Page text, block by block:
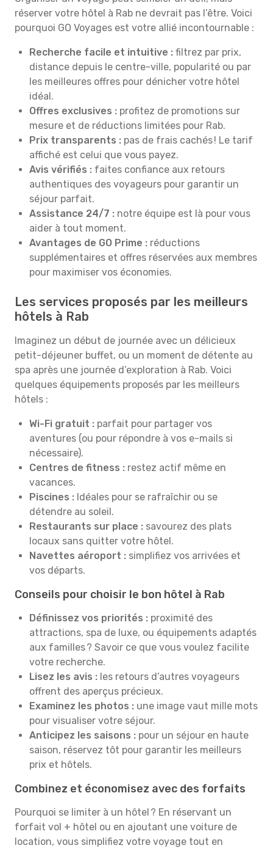
réserver votre hôtel à Rab ne devrait pas l’être. Voici
pourquoi GO Voyages est votre allié incontournable :
Recherche facile et intuitive : filtrez par prix,
distance depuis le centre-ville, popularité ou par
les meilleures offres pour dénicher votre hôtel
idéal.
Offres exclusives : profitez de promotions sur
mesure et de réductions limitées pour Rab.
Prix transparents : pas de frais cachés ! Le tarif
affiché est celui que vous payez.
Avis vérifiés : faites confiance aux retours
authentiques des voyageurs pour garantir un
séjour parfait.
Assistance 24/7 : notre équipe est là pour vous
aider à tout moment.
Avantages de GO Prime : réductions
supplémentaires et offres réservées aux membres
pour maximiser vos économies.
Les services proposés par les meilleurs
hôtels à Rab
Imaginez un début de journée avec un délicieux
petit-déjeuner buffet, ou un moment de détente au
spa après une journée d’exploration à Rab. Voici
quelques équipements proposés par les meilleurs
hôtels :
Wi-Fi gratuit : parfait pour partager vos
aventures (ou pour répondre à vos e-mails si
nécessaire).
Centres de fitness : restez actif même en
vacances.
Piscines : Idéales pour se rafraîchir ou se
détendre au soleil.
Restaurants sur place : savourez des plats
locaux sans quitter votre hôtel.
Navettes aéroport : simplifiez vos arrivées et
vos départs.
Conseils pour choisir le bon hôtel à Rab
Définissez vos priorités : proximité des
attractions, spa de luxe, ou équipements adaptés
aux familles ? Savoir ce que vous voulez facilite
votre recherche.
Lisez les avis : les retours d’autres voyageurs
offrent des aperçus précieux.
Examinez les photos : une image vaut mille mots
pour visualiser votre séjour.
Anticipez les saisons : pour un séjour en haute
saison, réservez tôt pour garantir les meilleurs
prix et hôtels.
Combinez et économisez avec des forfaits
Pourquoi se limiter à un hôtel ? En réservant un
forfait vol + hôtel ou en ajoutant une voiture de
location, vous simplifiez votre voyage tout en